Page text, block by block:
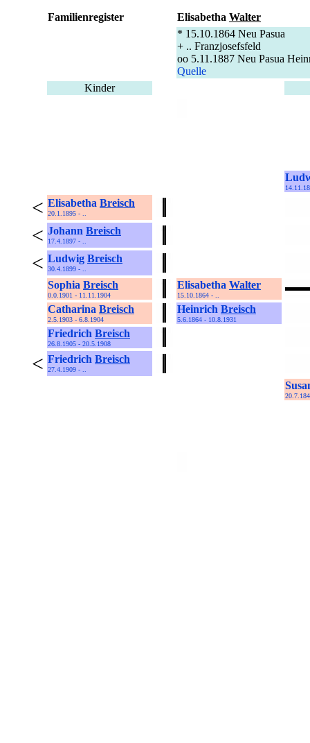
Familienregister Elisabetha Walter
* 15.10.1864 Neu Pasua
+ .. Franzjosefsfeld
oo 5.11.1887 Neu Pasua
Quelle
Kinder
< Elisabetha Breisch
20.1.1895 - ..
< Johann Breisch
17.4.1897 - ..
< Ludwig Breisch
30.4.1899 - ..
Sophia Breisch
0.0.1901 - 11.11.1904
Elisabetha Walter
15.10.1864 - ..
Catharina Breisch
2.5.1903 - 6.8.1904
Heinrich Breisch
5.6.1864 - 10.8.1931
Friedrich Breisch
26.8.1905 - 20.5.1908
< Friedrich Breisch
27.4.1909 - ..